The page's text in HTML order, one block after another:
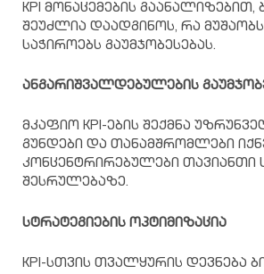
KPI მონაცემების გაანალიზებით,
შეუძლია დაადგინოს, რა
საჭიროებს გაუმჯობესებას.
ანგარიშვალდებულების
მკაფიო KPI-ების შექმნა
გუნდები და თანამშრომლები
კონცენტრირებულები თავიანთი
შესრულებაზე.
სტრატეგიების ოპტიმიზაცია
KPI-სთვის თვალყურის დევნება